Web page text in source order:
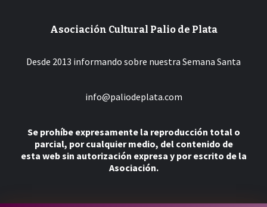
Asociación Cultural Palio de Plata
Desde 2013 informando sobre nuestra Semana Santa
info@paliodeplata.com
Se prohíbe expresamente la reproducción total o
parcial, por cualquier medio, del contenido de
esta web sin autorización expresa y por escrito de la
Asociación.